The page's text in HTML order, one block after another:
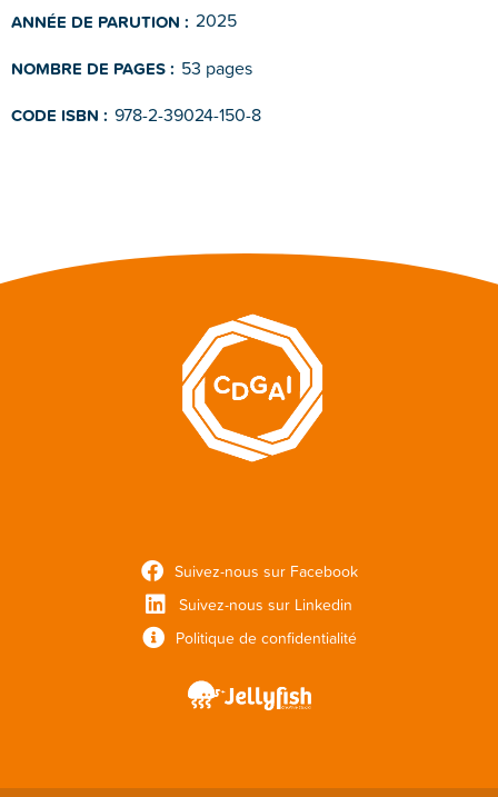
ANNÉE DE PARUTION : 2025
NOMBRE DE PAGES : 53 pages
CODE ISBN : 978-2-39024-150-8
Suivez-nous sur Facebook
Suivez-nous sur Linkedin
Politique de confidentialité